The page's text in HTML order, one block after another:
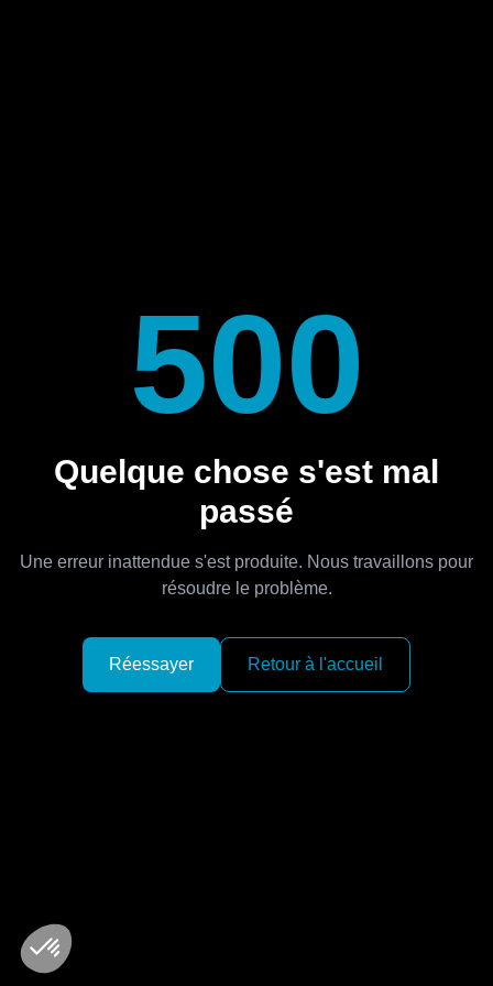
500
Quelque chose s'est mal
passé
Une erreur inattendue s'est produite. Nous travaillons pour
résoudre le problème.
Réessayer Retour à l'accueil